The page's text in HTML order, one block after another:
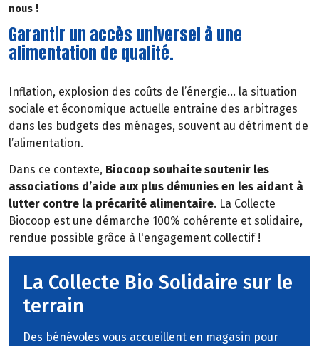
nous !
Garantir un accès universel à une
alimentation de qualité.
Inflation, explosion des coûts de l’énergie… la situation
sociale et économique actuelle entraine des arbitrages
dans les budgets des ménages, souvent au détriment de
l’alimentation.
Dans ce contexte, Biocoop souhaite soutenir les
associations d’aide aux plus démunies en les aidant à
lutter contre la précarité alimentaire. La Collecte
Biocoop est une démarche 100% cohérente et solidaire,
rendue possible grâce à l'engagement collectif !
La Collecte Bio Solidaire sur le
terrain
Des bénévoles vous accueillent en magasin pour